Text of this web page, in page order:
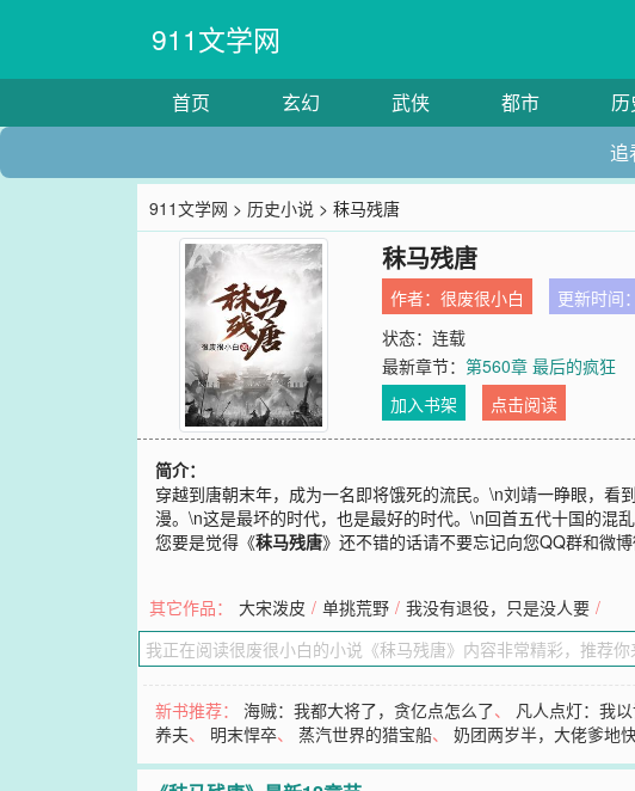
911文学网
首页 玄幻 武侠 都市 历
追
911文学网 > 历史小说 > 秣马残唐
秣马残唐
作者：很废很小白 更新时间
状态：连载
最新章节：第560章 最后的疯狂
加入书架
点击阅读
简介：
穿越到唐朝末年，成为一名即将饿死的流民。\n刘靖一睁眼，
漫。\n这是最坏的时代，也是最好的时代。\n回首五代十国的混
您要是觉得《秣马残唐》还不错的话请不要忘记向您QQ群和微博
其它作品： 大宋泼皮 / 单挑荒野 / 我没有退役，只是没人要 /
新书推荐：海贼：我都大将了，贪亿点怎么了、 凡人点灯：我
养夫、 明末悍卒、蒸汽世界的猎宝船、奶团两岁半，大佬爹地